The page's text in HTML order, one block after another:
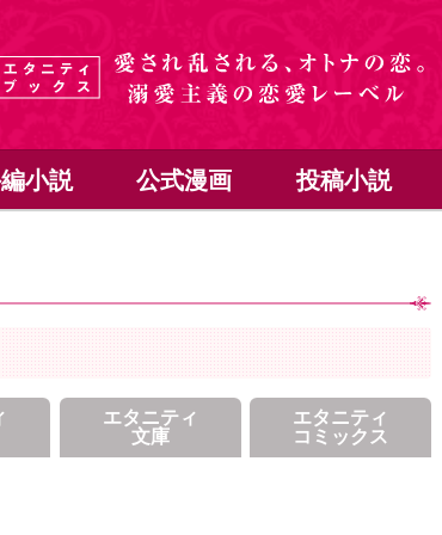
小説 公式漫画 投稿小説
エタニティ
文庫
エタニティ
コミックス